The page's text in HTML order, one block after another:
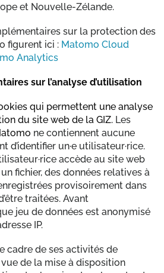
et Nouvelle-Zélande.
sur la protection des
figurent ici : Matomo Cloud
Analytics
sur l’analyse d’utilisation
qui permettent une analyse
du site web de la GIZ. Les
ne contiennent aucune
d’identifier un·e utilisateur·rice.
accède au site web
fichier, des données relatives à
provisoirement dans
traitées. Avant
jeu de données est anonymisé
IP.
cadre de ses activités de
de la mise à disposition